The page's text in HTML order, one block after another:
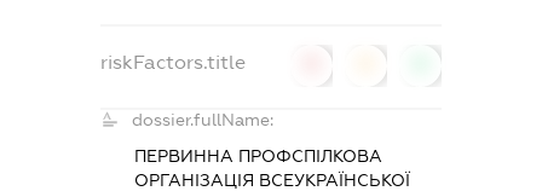
riskFactors.title
dossier.fullName:
ПЕРВИННА ПРОФСПІЛКОВА
ОРГАНІЗАЦІЯ ВСЕУКРАЇНСЬКОЇ